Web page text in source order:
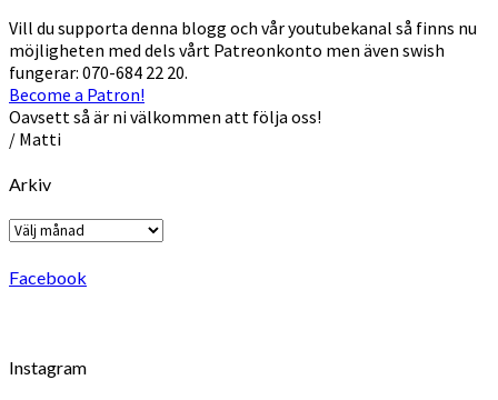
Vill du supporta denna blogg och vår youtubekanal så finns nu
möjligheten med dels vårt Patreonkonto men även swish
fungerar: 070-684 22 20.
Become a Patron!
Oavsett så är ni välkommen att följa oss!
/ Matti
Arkiv
Arkiv
Facebook
Instagram